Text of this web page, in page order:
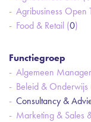
Agribusiness Open
Food & Retail (0)
Functiegroep
Algemeen
Beleid & Onderwijs
Consultancy &
Marketing & Sales